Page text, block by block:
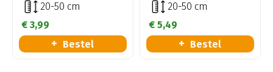
20-50 cm
€ 3,99
Bestel
20-50 cm
€ 5,49
Bestel